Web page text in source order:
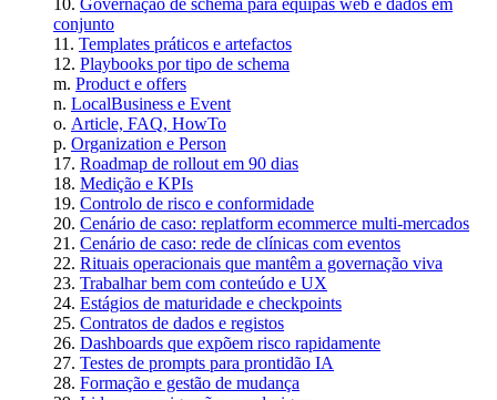
conjunto
Templates práticos e artefactos
Playbooks por tipo de schema
Product e offers
LocalBusiness e Event
Article, FAQ, HowTo
Organization e Person
Roadmap de rollout em 90 dias
Medição e KPIs
Controlo de risco e conformidade
Cenário de caso: replatform ecommerce multi-mercados
Cenário de caso: rede de clínicas com eventos
Rituais operacionais que mantêm a governação viva
Trabalhar bem com conteúdo e UX
Estágios de maturidade e checkpoints
Contratos de dados e registos
Dashboards que expõem risco rapidamente
Testes de prompts para prontidão IA
Formação e gestão de mudança